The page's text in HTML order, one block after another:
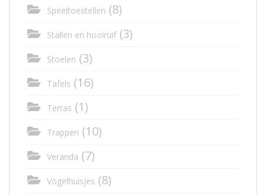
Speeltoestellen (8)
Stallen en hooiruif(3)
Stoelen (3)
Tafels (16)
Terras (1)
Trappen (10)
Veranda (7)
Vogelhuisjes (8)